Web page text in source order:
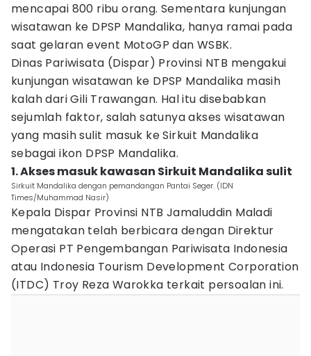
mencapai 800 ribu orang. Sementara kunjungan
wisatawan ke DPSP Mandalika, hanya ramai pada
saat gelaran event MotoGP dan WSBK.
Dinas Pariwisata (Dispar) Provinsi NTB mengakui
kunjungan wisatawan ke DPSP Mandalika masih
kalah dari Gili Trawangan. Hal itu disebabkan
sejumlah faktor, salah satunya akses wisatawan
yang masih sulit masuk ke Sirkuit Mandalika
sebagai ikon DPSP Mandalika.
1. Akses masuk kawasan Sirkuit Mandalika sulit
Sirkuit Mandalika dengan pemandangan Pantai Seger. (IDN
Times/Muhammad Nasir)
Kepala Dispar Provinsi NTB Jamaluddin Maladi
mengatakan telah berbicara dengan Direktur
Operasi PT Pengembangan Pariwisata Indonesia
atau Indonesia Tourism Development Corporation
(ITDC) Troy Reza Warokka terkait persoalan ini.